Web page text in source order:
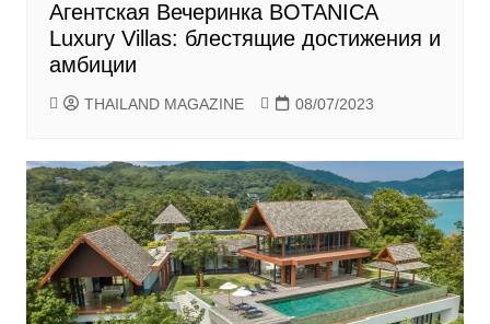
Агентская Вечеринка BOTANICA
Luxury Villas: блестящие достижения и
амбиции
THAILAND MAGAZINE 08/07/2023